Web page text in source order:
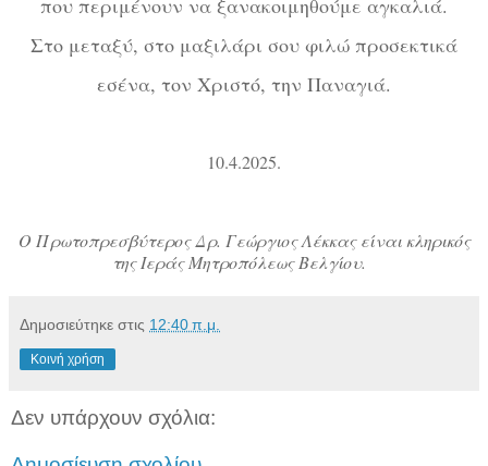
που περιμένουν να ξανακοιμηθούμε αγκαλιά.
Στο μεταξύ, στο μαξιλάρι σου φιλώ προσεκτικά
εσένα, τον Χριστό, την Παναγιά.
10.4.2025.
Ο Πρωτοπρεσβύτερος Δρ. Γεώργιος Λέκκας είναι κληρικός
της Ιεράς Μητροπόλεως Βελγίου.
Δημοσιεύτηκε στις 12:40 π.μ.
Κοινή χρήση
Δεν υπάρχουν σχόλια: